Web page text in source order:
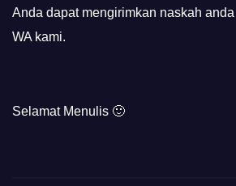
Anda dapat mengirimkan naskah
WA kami.
Selamat Menulis 🙂